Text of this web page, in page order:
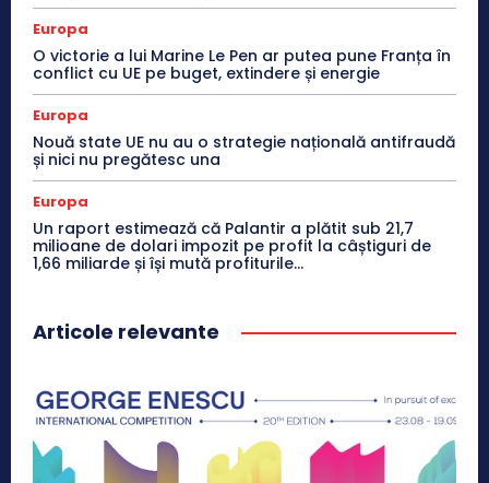
Europa
O victorie a lui Marine Le Pen ar putea pune Franța în
conflict cu UE pe buget, extindere și energie
Europa
Nouă state UE nu au o strategie națională antifraudă
și nici nu pregătesc una
Europa
Un raport estimează că Palantir a plătit sub 21,7
milioane de dolari impozit pe profit la câștiguri de
1,66 miliarde și își mută profiturile...
Articole relevante